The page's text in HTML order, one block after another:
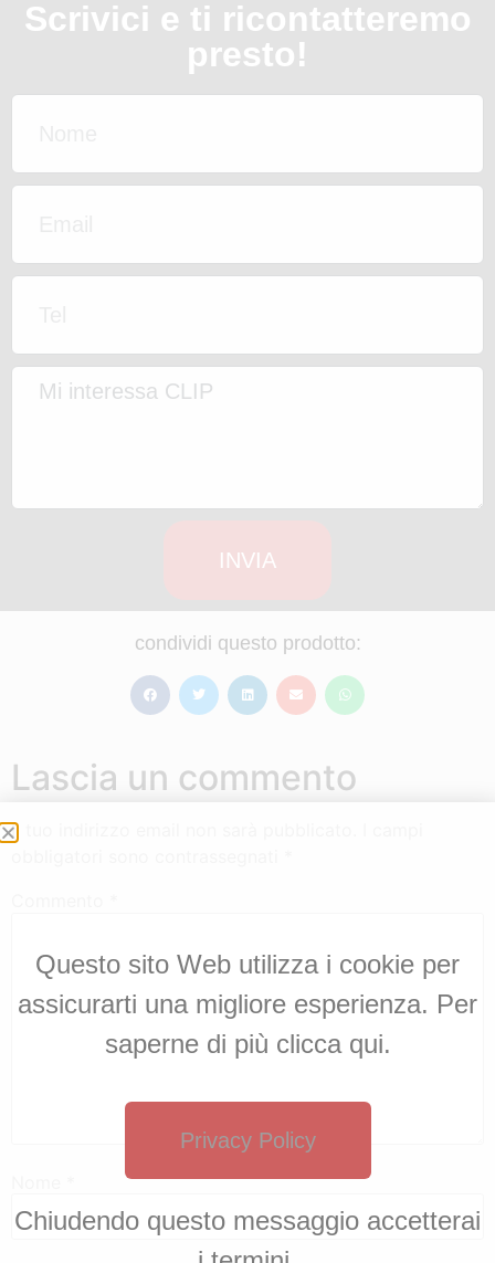
Scrivici e ti ricontatteremo
presto!
INVIA
condividi questo prodotto:
Lascia un commento
Il tuo indirizzo email non sarà pubblicato.
Questo sito Web utilizza i cookie per
assicurarti una migliore esperienza. Per
saperne di più clicca qui.
Privacy Policy
Chiudendo questo messaggio accetterai